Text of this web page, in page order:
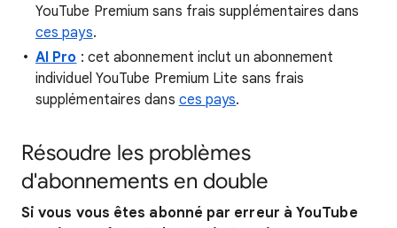
YouTube Premium sans frais supplémentaires dans
ces pays.
AI Pro : cet abonnement inclut un abonnement
individuel YouTube Premium Lite sans frais
supplémentaires dans ces pays.
Résoudre les problèmes
d'abonnements en double
Si vous vous êtes abonné par erreur à YouTube